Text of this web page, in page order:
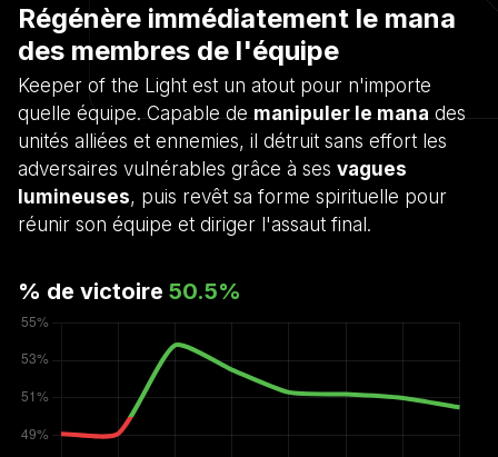
Régénère immédiatement le mana
des membres de l'équipe
Keeper of the Light est un atout pour n'importe
quelle équipe. Capable demanipuler le manades
unités alliées et ennemies, il détruit sans effort les
adversaires vulnérables grâce à ses vagues
lumineuses, puis revêt sa forme spirituelle pour
réunir son équipe et diriger l'assaut final.
% de victoire 50.5%